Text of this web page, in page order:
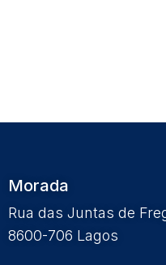
Morada
Rua das Juntas de
8600-706 Lagos